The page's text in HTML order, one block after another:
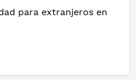
para extranjeros en